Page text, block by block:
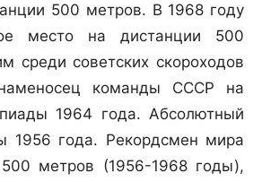
500 метров. В 1968 году
место на дистанции 500
среди советских скороходов
команды СССР на
1964 года. Абсолютный
1956 года. Рекордсмен мира
метров (1956-1968 годы),